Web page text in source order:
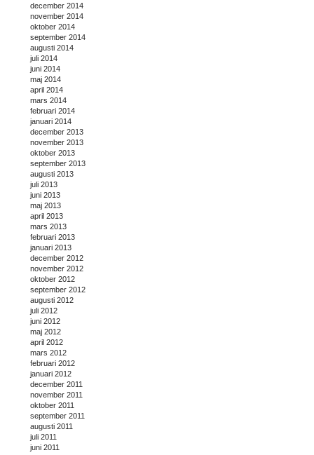
december 2014
november 2014
oktober 2014
september 2014
augusti 2014
juli 2014
juni 2014
maj 2014
april 2014
mars 2014
februari 2014
januari 2014
december 2013
november 2013
oktober 2013
september 2013
augusti 2013
juli 2013
juni 2013
maj 2013
april 2013
mars 2013
februari 2013
januari 2013
december 2012
november 2012
oktober 2012
september 2012
augusti 2012
juli 2012
juni 2012
maj 2012
april 2012
mars 2012
februari 2012
januari 2012
december 2011
november 2011
oktober 2011
september 2011
augusti 2011
juli 2011
juni 2011